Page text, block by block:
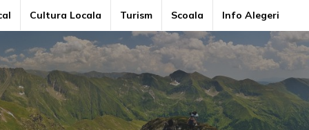
Cultura Locala Turism Scoala Info Alegeri